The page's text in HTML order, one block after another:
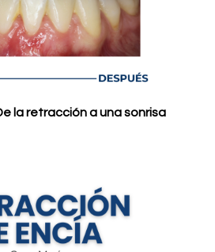
la retracción a una sonrisa